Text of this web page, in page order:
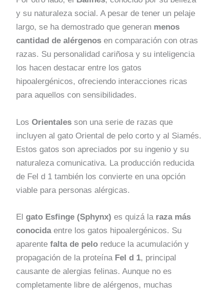
y su naturaleza social. A pesar de tener un pelaje
largo, se ha demostrado que generan menos
cantidad de alérgenos en comparación con otras
razas. Su personalidad cariñosa y su inteligencia
los hacen destacar entre los gatos
hipoalergénicos, ofreciendo interacciones ricas
para aquellos con sensibilidades.
LosOrientales son una serie de razas que
incluyen al gato Oriental de pelo corto y al Siamés.
Estos gatos son apreciados por su ingenio y su
naturaleza comunicativa. La producción reducida
de Fel d 1 también los convierte en una opción
viable para personas alérgicas.
Elgato Esfinge (Sphynx) es quizá la raza más
conocidaentre los gatos hipoalergénicos. Su
aparentefalta de pelo reduce la acumulación y
propagación de la proteína Fel d 1, principal
causante de alergias felinas. Aunque no es
completamente libre de alérgenos, muchas